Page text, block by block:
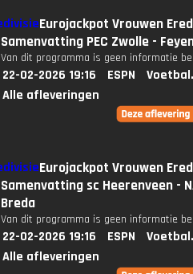
Eurojackpot Vrouwen
Samenvatting PEC Zwolle -
Van dit programma is geen informatie
22-02-2026 19:16 ESPN
Alle afleveringen
Eurojackpot Vrouwen
Samenvatting sc Heerenveen -
Breda
Van dit programma is geen informatie
22-02-2026 19:16 ESPN
Alle afleveringen